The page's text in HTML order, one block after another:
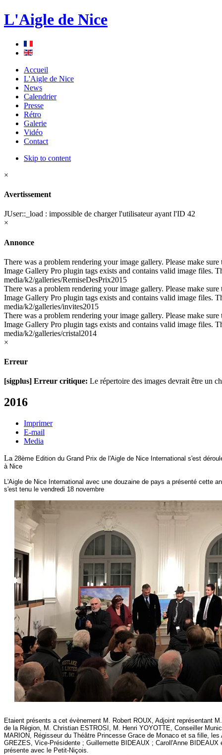
L'Aigle de Nice
Accueil
L'Aigle de Nice
News
Calendrier
Presse
Rétro
Galerie
Vidéo
Contact
Skip to content
×
Avertissement
JUser::_load : impossible de charger l'utilisateur ayant l'ID 42
×
Annonce
There was a problem rendering your image gallery. Please make
Image Gallery Pro plugin tags exists and contains valid image files.
media/k2/galleries/RemiseDesPrix2015
There was a problem rendering your image gallery. Please make
Image Gallery Pro plugin tags exists and contains valid image files.
media/k2/galleries/invites2015
There was a problem rendering your image gallery. Please make
Image Gallery Pro plugin tags exists and contains valid image files.
media/k2/galleries/cristal2014
×
Erreur
[sigplus] Erreur critique: Le répertoire des images devrait être un
2016
Imprimer
E-mail
Media
La 28ème Edition du Grand Prix de l'Aigle de Nice International s'est
à Nice
L'Aigle de Nice International avec une douzaine de pays a présenté cette
s'est tenu le vendredi 18 novembre
Etaient présents a cet évènement M. Robert ROUX, Adjoint représentant
de la Région, M. Christian ESTROSI, M. Henri YOYOTTE, Conseiller
MARION, Régisseur du Théâtre Princesse Grace de Monaco et sa fille,
GREZES, Vice-Présidente ; Guillemette BIDEAUX ; Caroll'Anne
présente avec le Petit-Niçois.